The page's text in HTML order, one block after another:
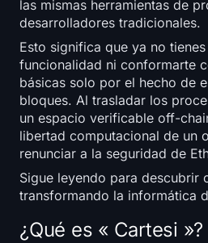
Open Interest
Valor Total Bloqueado
Rainbow Chart
Cuenta regresiva del halving
ETH Gas Rastreador
las mismas herramientas de
desarrolladores tradicionales.
Esto significa que ya no
funcionalidad ni conformarte
básicas solo por el hecho de
bloques. Al trasladar los
un espacio verificable off-
libertad computacional de un
renunciar a la seguridad de
Sigue leyendo para descubrir
transformando la informática
¿Qué es « Cartesi »?